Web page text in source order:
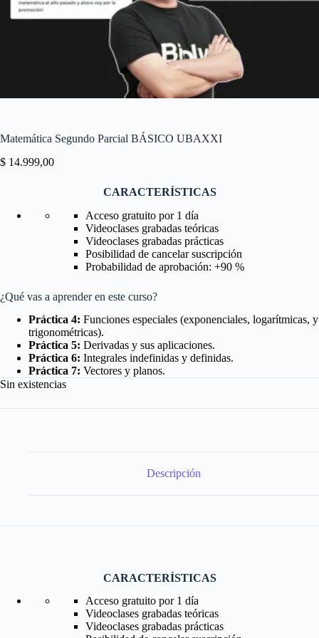
Matemática Segundo Parcial BÁSICO UBAXXI
$ 14.999,00
CARACTERÍSTICAS
Acceso gratuito por 1 día
Videoclases grabadas teóricas
Videoclases grabadas prácticas
Posibilidad de cancelar suscripción
Probabilidad de aprobación: +90 %
¿Qué vas a aprender en este curso?
Práctica 4: Funciones especiales (exponenciales, logarítmicas, y
trigonométricas).
Práctica 5: Derivadas y sus aplicaciones.
Práctica 6: Integrales indefinidas y definidas.
Práctica 7: Vectores y planos.
Sin existencias
Descripción
CARACTERÍSTICAS
Acceso gratuito por 1 día
Videoclases grabadas teóricas
Videoclases grabadas prácticas